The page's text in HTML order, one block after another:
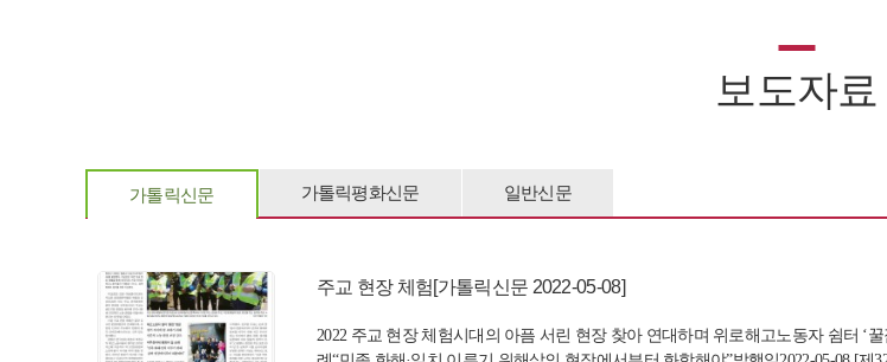
보도자료
가톨릭신문 가톨릭평화신문 일반신문
주교 현장 체험[가톨릭신문 2022-05-08]
2022 주교 현장 체험시대의 아픔 서린 현장 찾아 연대하며 위로해고노동자 쉼터